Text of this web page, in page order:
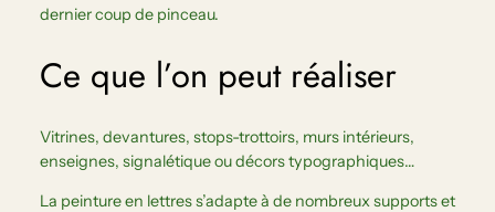
dernier coup de pinceau.
Ce que l’on peut réaliser
Vitrines, devantures, stops-trottoirs, murs intérieurs,
enseignes, signalétique ou décors typographiques…
La peinture en lettres s’adapte à de nombreux supports et